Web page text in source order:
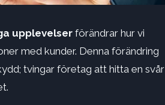
upplevelserförändrar hur vi
med kunder. Denna förändring
tvingar företag att hitta en svår